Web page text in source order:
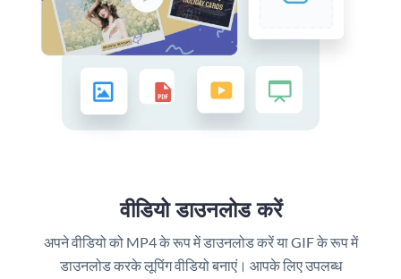
वीडियो डाउनलोड करें
अपने वीडियो को MP4 के रूप में डाउनलोड करें या GIF के रूप में
डाउनलोड करके लूपिंग वीडियो बनाएं। आपके लिए उपलब्ध